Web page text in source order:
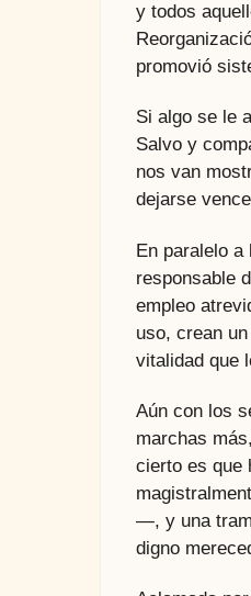
y todos
promovió
Si algo se le
Salvo y
nos van
dejarse
En paralelo
responsable
empleo
uso, crean
vitalidad que
Aún con los
marchas
cierto es que
—, y una
digno